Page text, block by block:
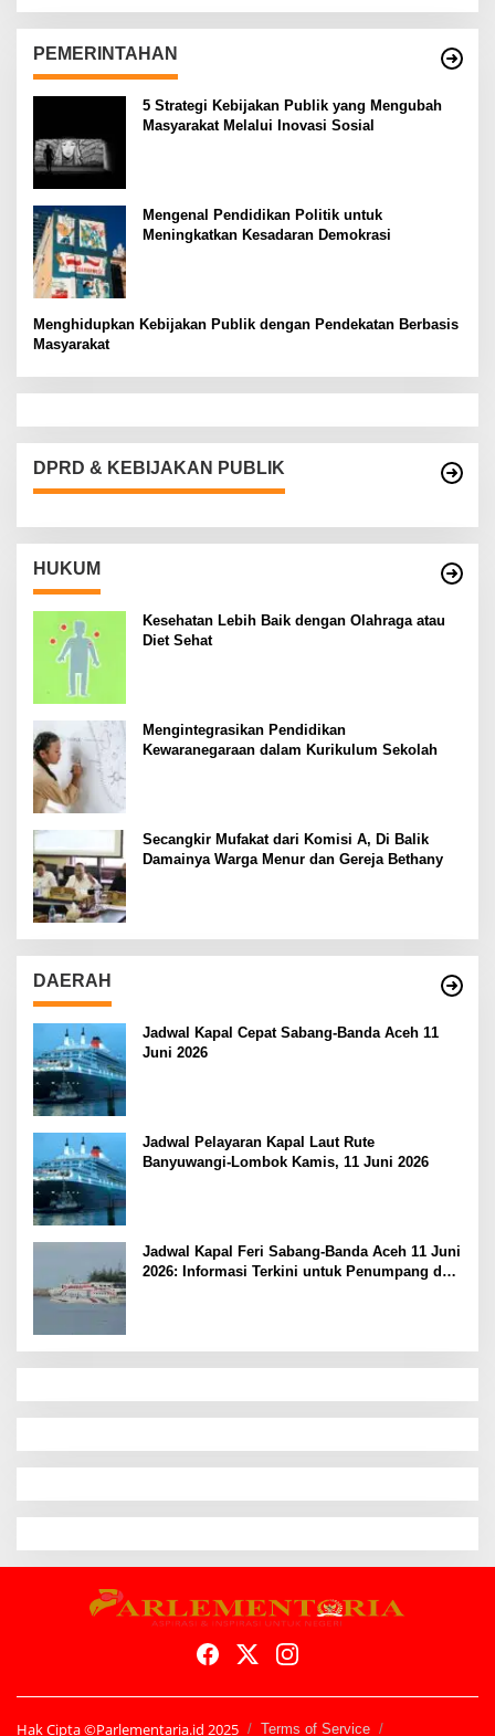
PEMERINTAHAN
5 Strategi Kebijakan Publik yang Mengubah
Masyarakat Melalui Inovasi Sosial
Mengenal Pendidikan Politik untuk
Meningkatkan Kesadaran Demokrasi
Menghidupkan Kebijakan Publik dengan Pendekatan Berbasis
Masyarakat
DPRD & KEBIJAKAN PUBLIK
HUKUM
Kesehatan Lebih Baik dengan Olahraga atau
Diet Sehat
Mengintegrasikan Pendidikan
Kewaranegaraan dalam Kurikulum Sekolah
Secangkir Mufakat dari Komisi A, Di Balik
Damainya Warga Menur dan Gereja Bethany
DAERAH
Jadwal Kapal Cepat Sabang-Banda Aceh 11
Juni 2026
Jadwal Pelayaran Kapal Laut Rute
Banyuwangi-Lombok Kamis, 11 Juni 2026
Jadwal Kapal Feri Sabang-Banda Aceh 11 Juni
2026: Informasi Terkini untuk Penumpang dan
Hak Cipta ©Parlementaria.id 2025 Terms of Service